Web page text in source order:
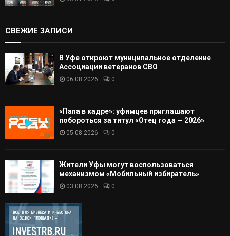
СВЕЖИЕ ЗАПИСИ
В Уфе откроют муниципальное отделение
Ассоциации ветеранов СВО
06.08.2026 0
«Папа в кадре»: уфимцев приглашают
побороться за титул «Отец года — 2026»
05.08.2026 0
Жители Уфы могут воспользоваться
механизмом «Мобильный избиратель»
03.08.2026 0